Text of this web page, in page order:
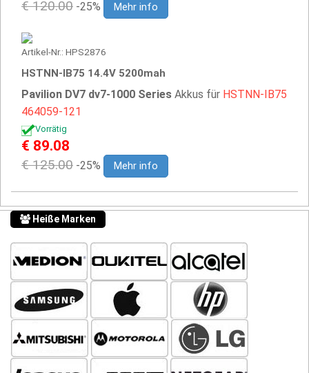
€ 120.00 -25% Mehr info
Artikel-Nr.: HPS2876
HSTNN-IB75 14.4V 5200mah
Pavilion DV7 dv7-1000 Series Akkus für HSTNN-IB75
464059-121
Vorrätig
€ 89.08
€ 125.00 -25% Mehr info
Heiße Marken